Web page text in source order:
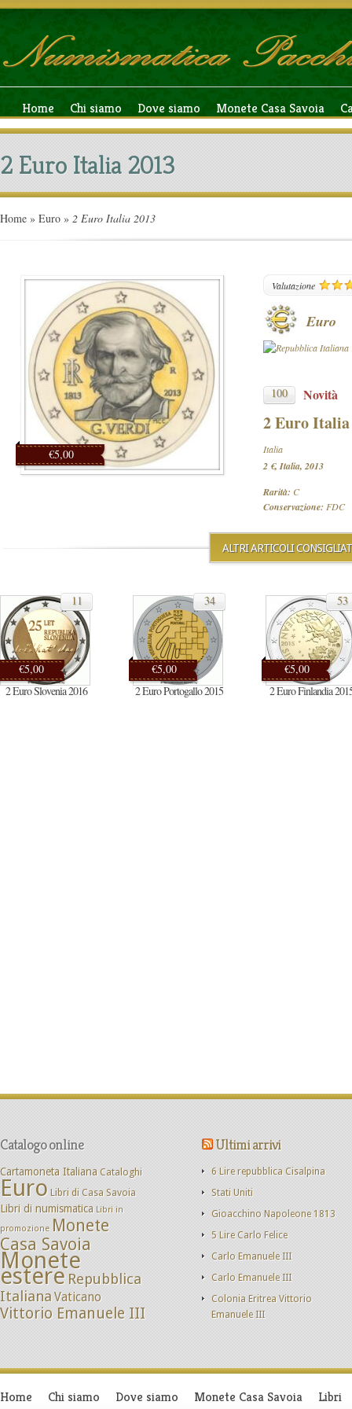
Home Chi siamo Dove siamo Monete Casa Savoia
2 Euro Italia 2013
Home » Euro » 2 Euro Italia 2013
€5,00
Valutazione
Euro
100 Novità
2 Euro Italia
Italia
2 €, Italia, 2013
Rarità: C
Conservazione: FDC
ALTRI ARTICOLI
€5,00
11
2 Euro Slovenia 2016
€5,00
34
2 Euro Portogallo 2015
€5,00
53
2 Euro Finlandia
Catalogo online
Cartamoneta Italiana Cataloghi
Euro Libri di Casa Savoia
Libri di numismatica Libri in
promozione Monete
Casa Savoia
Monete
estere Repubblica
ItalianaVaticano
Vittorio Emanuele III
Ultimi arrivi
6 Lire repubblica Cisalpina
Stati Uniti
Gioacchino Napoleone 1813
5 Lire Carlo Felice
Carlo Emanuele III
Carlo Emanuele III
Colonia Eritrea Vittorio
Emanuele III
Home Chi siamo Dove siamo Monete Casa Savoia Libri